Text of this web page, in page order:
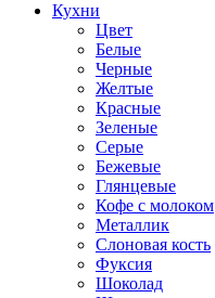
Кухни
Цвет
Белые
Черные
Желтые
Красные
Зеленые
Серые
Бежевые
Глянцевые
Кофе с молоком
Металлик
Слоновая кость
Фуксия
Шоколад